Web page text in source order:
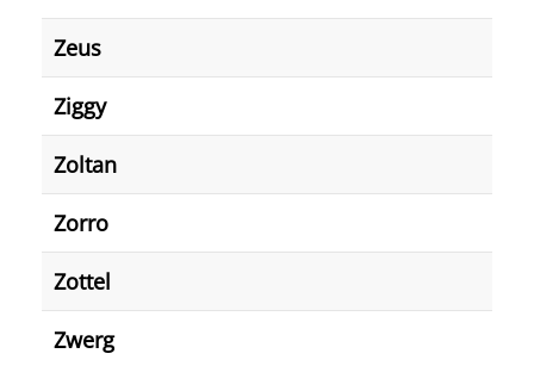
Zeus
Ziggy
Zoltan
Zorro
Zottel
Zwerg